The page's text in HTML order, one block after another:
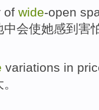
of wide-open
中会使她感到害
variations in